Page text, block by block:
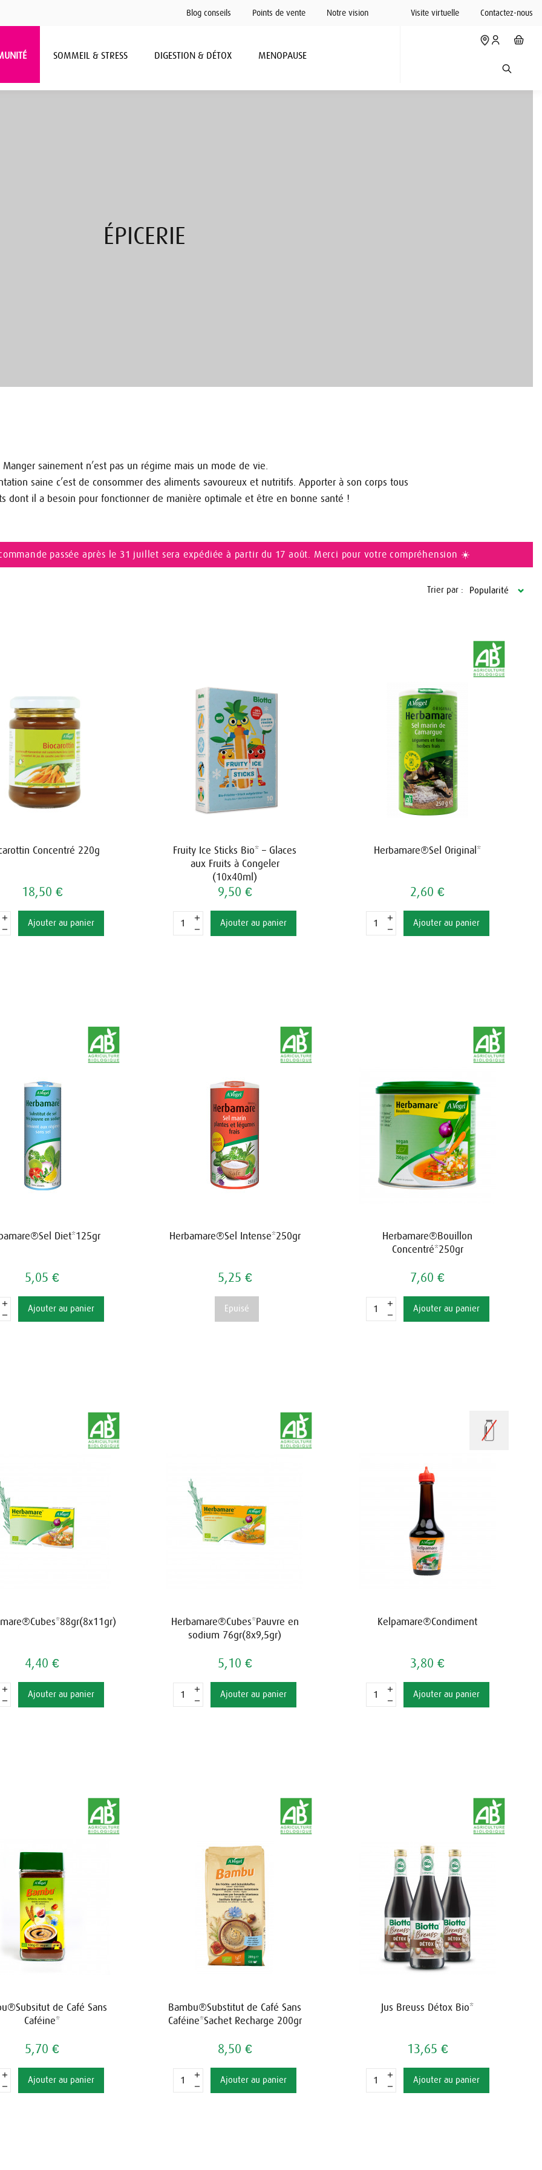
Blog conseils Points de vente Notre vision Visite virtuelle Contactez-nous
SOMMEIL & STRESS DIGESTION & DÉTOX MENOPAUSE
ÉPICERIE
Manger sainement n’est pas un régime mais un mode de vie.
saine c’est de consommer des aliments savoureux et nutritifs. Apporter à son corps tous
dont il a besoin pour fonctionner de manière optimale et être en bonne santé !
passée après le 31 juillet sera expédiée à partir du 17 août. Merci pour votre compréhension ☀️
Popularité
Trier par :
Concentré 220g
18,50 €
Ajouter au panier
Fruity Ice Sticks Bio* – Glaces
aux Fruits à Congeler
(10x40ml)
9,50 €
Ajouter au panier
Herbamare®Sel Original*
2,60 €
Ajouter au panier
Diet*125gr
5,05 €
Ajouter au panier
Herbamare®Sel Intense*250gr
5,25 €
Epuisé
Herbamare®Bouillon
Concentré*250gr
7,60 €
Ajouter au panier
4,40 €
Ajouter au panier
Herbamare®Cubes*Pauvre en
sodium 76gr(8x9,5gr)
5,10 €
Ajouter au panier
Kelpamare®Condiment
3,80 €
Ajouter au panier
de Café Sans
Caféine*
5,70 €
Ajouter au panier
Bambu®Substitut de Café Sans
Caféine*Sachet Recharge 200gr
8,50 €
Ajouter au panier
Jus Breuss Détox Bio*
13,65 €
Ajouter au panier